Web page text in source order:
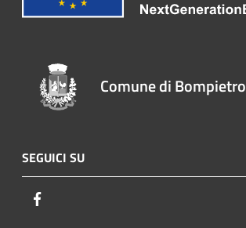
Comune di Bompietro
SEGUICI SU